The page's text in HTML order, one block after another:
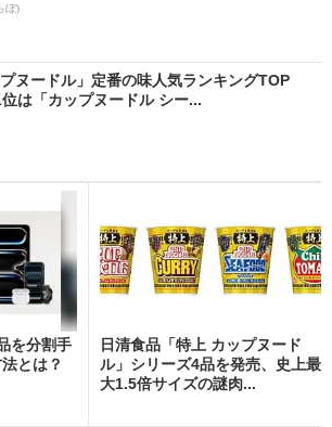
ぼ)
プヌードル」定番の味人気ランキングTOP
は「カップヌードル シー...
を分割手
とは？
日清食品「特上 カップヌード
ル」シリーズ4品を発売、史上最
大1.5倍サイズの謎肉...